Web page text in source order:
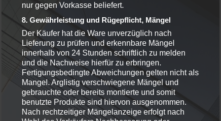
nur gegen Vorkasse beliefert.
8. Gewährleistung und Rügepflicht, Mängel
Der Käufer hat die Ware unverzüglich nach
Lieferung zu prüfen und erkennbare Mängel
innerhalb von 24 Stunden schriftlich zu melden
und die Nachweise hierfür zu erbringen.
Fertigungsbedingte Abweichungen gelten nicht als
Mangel. Arglistig verschwiegene Mängel und
gebrauchte oder bereits montierte und somit
benutzte Produkte sind hiervon ausgenommen.
Nach rechtzeitiger Mängelanzeige erfolgt nach